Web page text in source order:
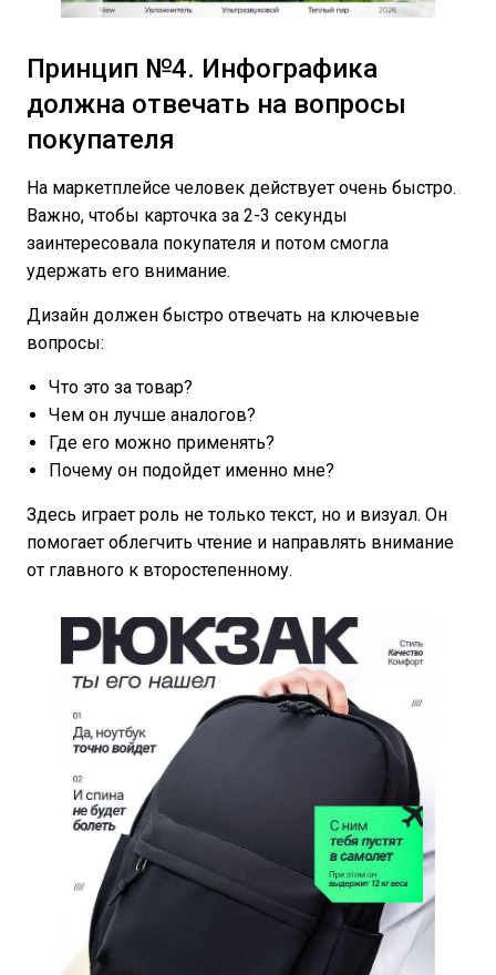
Принцип №4. Инфографика
должна отвечать на вопросы
покупателя
На маркетплейсе человек действует очень быстро.
Важно, чтобы карточка за 2-3 секунды
заинтересовала покупателя и потом смогла
удержать его внимание.
Дизайн должен быстро отвечать на ключевые
вопросы:
Что это за товар?
Чем он лучше аналогов?
Где его можно применять?
Почему он подойдет именно мне?
Здесь играет роль не только текст, но и визуал. Он
помогает облегчить чтение и направлять внимание
от главного к второстепенному.